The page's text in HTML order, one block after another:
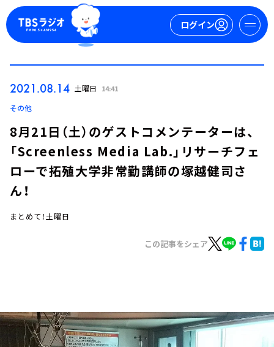
ログイン
今日の番組表
YouTube
会社情報
2021.08.14 土曜日 14:41
その他
8月21日（土）のゲストコメンテーターは、
「Screenless Media Lab.」リサーチフェ
ローで拓殖大学非常勤講師の塚越健司さ
ん！
まとめて！土曜日
この記事をシェア